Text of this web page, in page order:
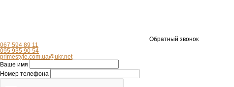
Обратный звонок
067 594 89 11
095 935 90 54
primestyle.com.ua@ukr.net
Ваше имя
Номер телефона